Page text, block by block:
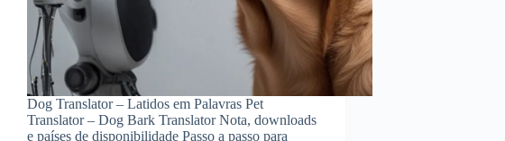
Dog Translator – Latidos em Palavras Pet
Translator – Dog Bark Translator Nota, downloads
e países de disponibilidade Passo a passo para